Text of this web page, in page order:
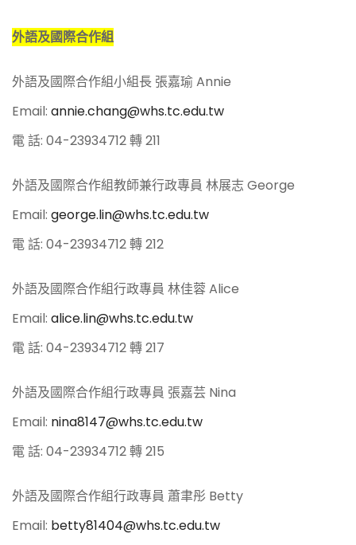
外語及國際合作組
外語及國際合作組小組長 張嘉瑜 Annie
Email: annie.chang@whs.tc.edu.tw
電 話: 04-23934712 轉 211
外語及國際合作組教師兼行政專員 林展志 George
Email: george.lin@whs.tc.edu.tw
電 話: 04-23934712 轉 212
外語及國際合作組行政專員 林佳蓉 Alice
Email: alice.lin@whs.tc.edu.tw
電 話: 04-23934712 轉 217
外語及國際合作組行政專員 張嘉芸 Nina
Email: nina8147@whs.tc.edu.tw
電 話: 04-23934712 轉 215
外語及國際合作組行政專員 蕭聿彤 Betty
Email: betty81404@whs.tc.edu.tw